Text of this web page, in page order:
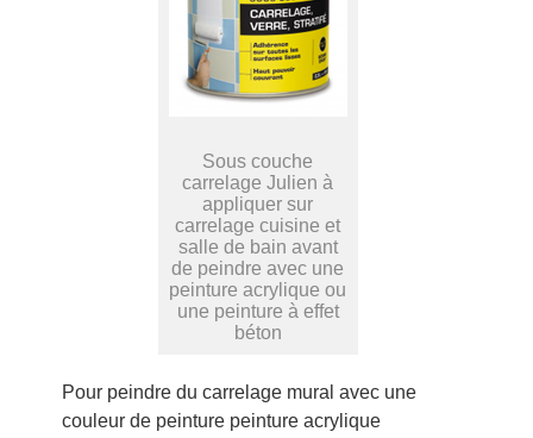
Sous couche
carrelage Julien à
appliquer sur
carrelage cuisine et
salle de bain avant
de peindre avec une
peinture acrylique ou
une peinture à effet
béton
Pour peindre du carrelage mural avec une
couleur de peinture peinture acrylique